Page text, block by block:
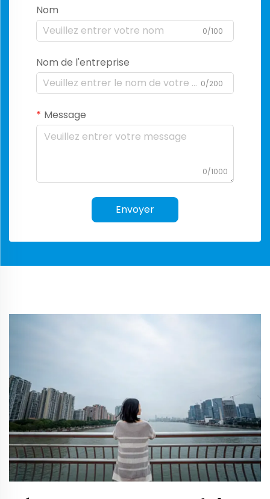
Nom
0/100
Nom de l'entreprise
0/200
Message
0/1000
Envoyer